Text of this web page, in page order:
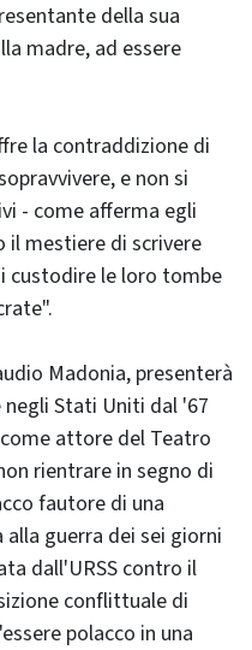
della sua
madre, ad essere
la contraddizione di
e non si
- come afferma egli
il mestiere di scrivere
custodire le loro tombe
Madonia, presenterà
Stati Uniti dal '67
attore del Teatro
rientrare in segno di
fautore di una
guerra dei sei giorni
dall'URSS contro il
conflittuale di
polacco in una